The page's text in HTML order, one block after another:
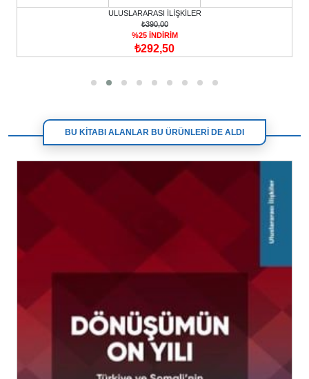
ULUSLARARASI İLİŞKİLER
₺390,00
%25 İNDİRİM
₺292,50
BU KİTABI ALANLAR BU ÜRÜNLERİ DE ALDI